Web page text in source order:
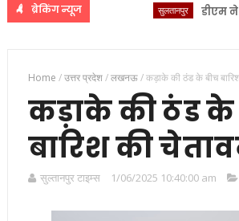
ब्रेकिंग न्यूज डीएम ने अमृत
Home /उत्तर प्रदेश/लखनऊ/कड़ाके की ठंड के बीच
कड़ाके की ठंड के
बारिश की
सुल्तानपुर टाइम्स 1/06/2025 10:40:00 am